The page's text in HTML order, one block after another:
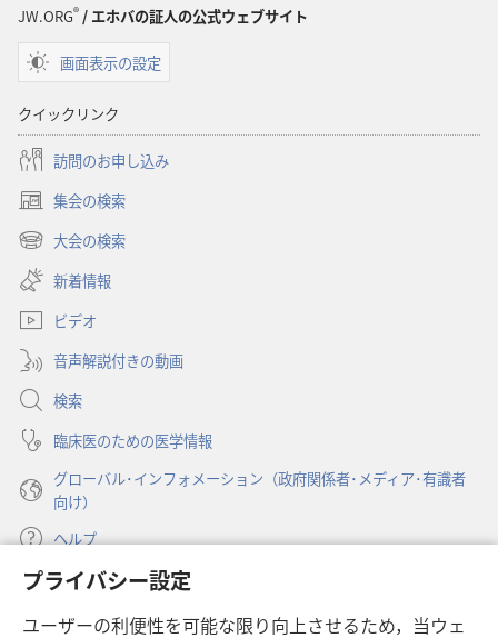
プライバシー設定
ユーザーの利便性を可能な限り向上させるため，当ウェ
JW.ORG®/ エホバの証人の公式ウェブサイト
画面表示の設定
クイックリンク
訪問のお申し込み
集会の検索
（新
し
タ
で
開
く）
大会の検索
（新
し
い
タ
ブ
で
開
く）
新着情報
ビデオ
音声解説付きの動画
検索
臨床医のための医学情報
グローバル･インフォメーション（政府関係者･メディア･有識者
向け）
ヘルプ
寄付
し